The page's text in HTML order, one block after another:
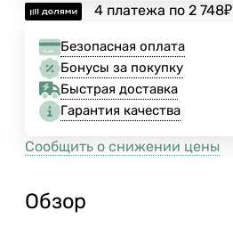
4 платежа по 2 748₽
Безопасная оплата
Бонусы за покупку
Быстрая доставка
Гарантия качества
Сообщить о снижении цены
Обзор